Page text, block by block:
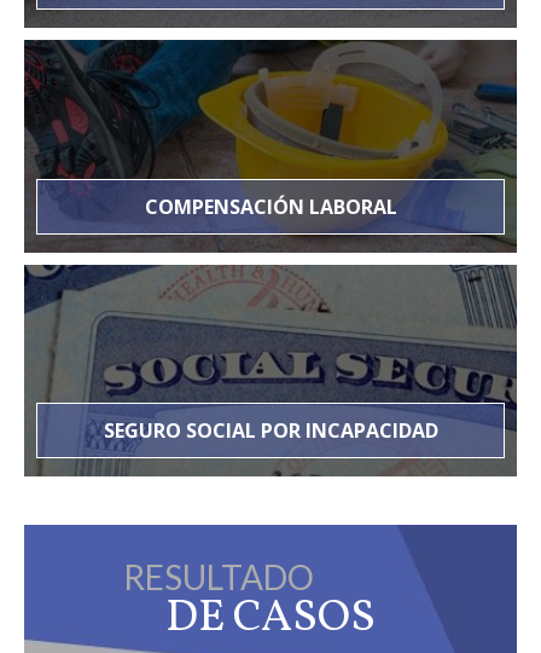
COMPENSACIÓN LABORAL
SEGURO SOCIAL POR INCAPACIDAD
RESULTADO
DE CASOS